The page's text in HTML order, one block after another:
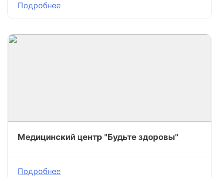
Подробнее
Медицинский центр "Будьте здоровы"
Подробнее